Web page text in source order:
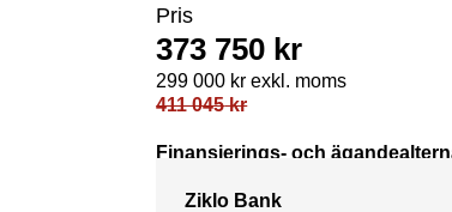
Pris
373 750 kr
299 000 kr exkl. moms
411 045kr
Finansierings- och
Ziklo Bank